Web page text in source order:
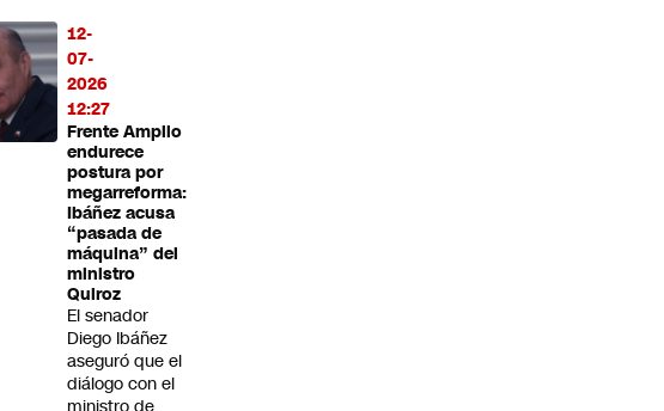
12-
07-
2026
12:27
Frente Amplio
endurece
postura por
megarreforma:
Ibáñez acusa
“pasada de
máquina” del
ministro
Quiroz
El senador
Diego Ibáñez
aseguró que el
diálogo con el